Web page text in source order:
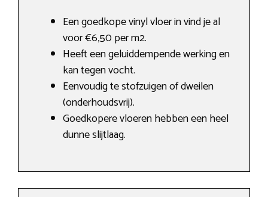
Een goedkope vinyl vloer in vind je al
voor €6,50 per m2.
Heeft een geluiddempende werking en
kan tegen vocht.
Eenvoudig te stofzuigen of dweilen
(onderhoudsvrij).
Goedkopere vloeren hebben een heel
dunne slijtlaag.